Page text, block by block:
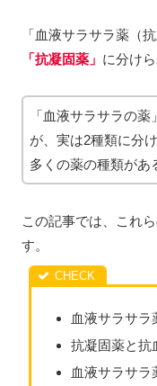
「血液サラサラ薬（
「抗凝固薬」 に分けら
「血液サラサラの
が、実は2種類に分
多くの薬の種類があ
この記事では、これ
す。
血液サラサラ
抗凝固薬と抗
血液サラサラ